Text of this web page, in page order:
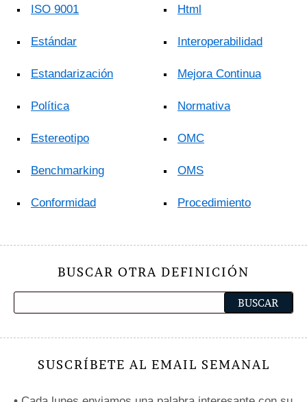
ISO 9001
Estándar
Estandarización
Política
Estereotipo
Benchmarking
Conformidad
Html
Interoperabilidad
Mejora Continua
Normativa
OMC
OMS
Procedimiento
BUSCAR OTRA DEFINICIÓN
SUSCRÍBETE AL EMAIL SEMANAL